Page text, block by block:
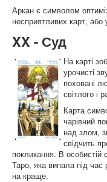
Аркан є символом
несприятливих карт, або
XX - Суд
На карті
урочисті
поховані
світлого і
Карта
чарівний
над злом,
свідчить
покликання. В
Таро, яка випала під час
на краще.